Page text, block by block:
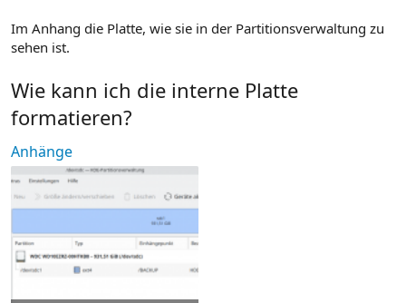
Im Anhang die Platte, wie sie in der Partitionsverwaltung zu
sehen ist.
Wie kann ich die interne Platte
formatieren?
Anhänge